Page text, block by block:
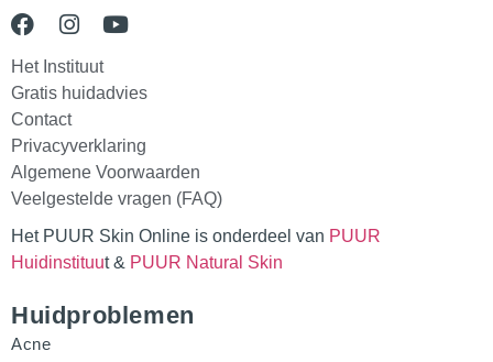
Het Instituut
Gratis huidadvies
Contact
Privacyverklaring
Algemene Voorwaarden
Veelgestelde vragen (FAQ)
Het PUUR Skin Online is onderdeel van PUUR
Huidinstituut & PUUR Natural Skin
Huidproblemen
Acne